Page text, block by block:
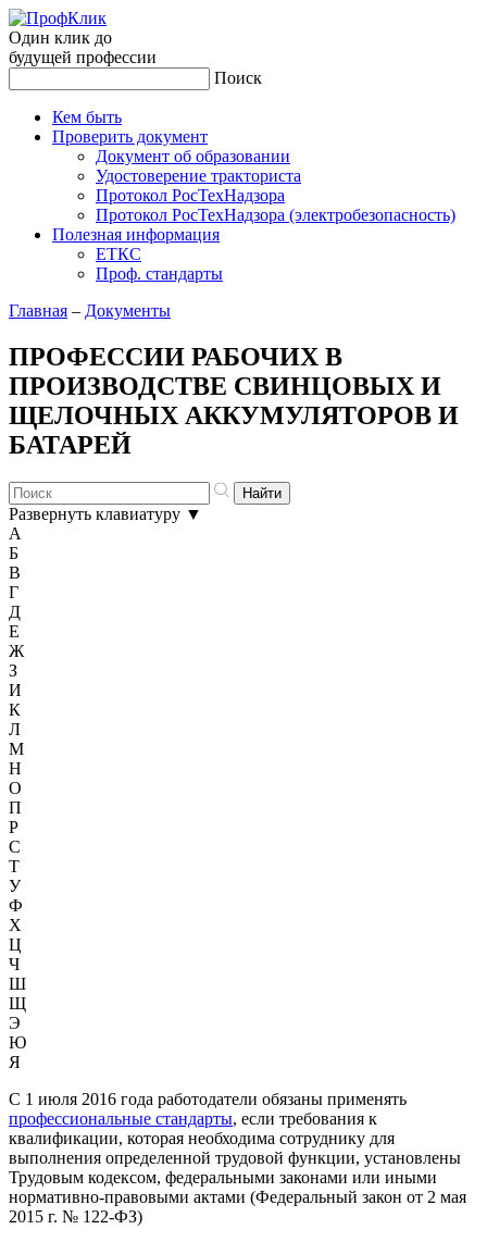
Один клик до
будущей профессии
Поиск
Кем быть
Проверить документ
Документ об образовании
Удостоверение тракториста
Протокол РосТехНадзора
Протокол РосТехНадзора (электробезопасность)
Полезная информация
ЕТКС
Проф. стандарты
Главная – Документы
ПРОФЕССИИ РАБОЧИХ В
ПРОИЗВОДСТВЕ СВИНЦОВЫХ И
ЩЕЛОЧНЫХ АККУМУЛЯТОРОВ И
БАТАРЕЙ
Развернуть клавиатуру ▼
А
Б
В
Г
Д
Е
Ж
З
И
К
Л
М
Н
О
П
Р
С
Т
У
Ф
Х
Ц
Ч
Ш
Щ
Э
Ю
Я
С 1 июля 2016 года работодатели обязаны применять
профессиональные стандарты, если требования к
квалификации, которая необходима сотруднику для
выполнения определенной трудовой функции, установлены
Трудовым кодексом, федеральными законами или иными
нормативно-правовыми актами (Федеральный закон от 2 мая
2015 г. № 122-ФЗ)